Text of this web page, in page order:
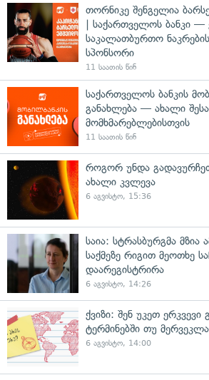
თორნიკე შენგელია
| საქართველოს ბანკი
საკალათბურთო
სპონსორი
11 საათის წინ
საქართველოს ბანკის
განახლება — ახალი
მომხმარებლებისთვის
11 საათის წინ
როგორ უნდა
ახალი კვლევა
6 აგვისტო, 15:36
საია: სტრასბურგმა
საქმეზე რიგით მეოთხე
დაარეგისტრირა
6 აგვისტო, 14:26
ქვიზი: შენ უკეთ
ტერმინებში თუ
6 აგვისტო, 14:00